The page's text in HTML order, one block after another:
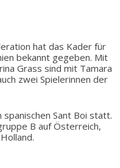
hat das Kader für
bekannt gegeben. Mit
Grass sind mit Tamara
zwei Spielerinnen der
spanischen Sant Boi statt.
B auf Österreich,